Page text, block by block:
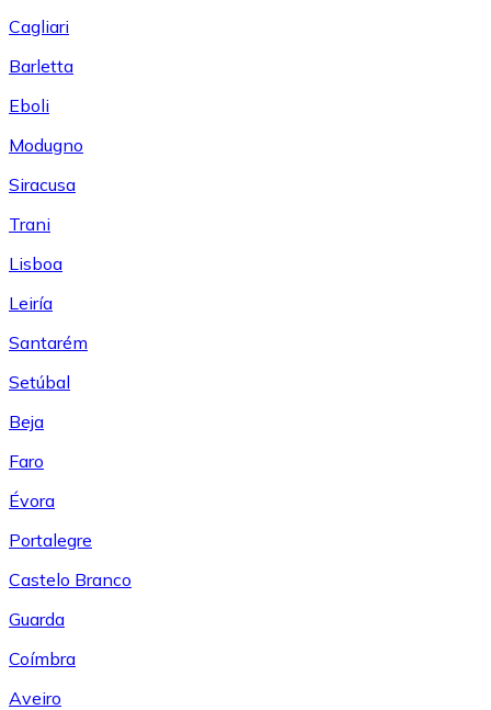
Cagliari
Barletta
Eboli
Modugno
Siracusa
Trani
Lisboa
Leiría
Santarém
Setúbal
Beja
Faro
Évora
Portalegre
Castelo Branco
Guarda
Coímbra
Aveiro